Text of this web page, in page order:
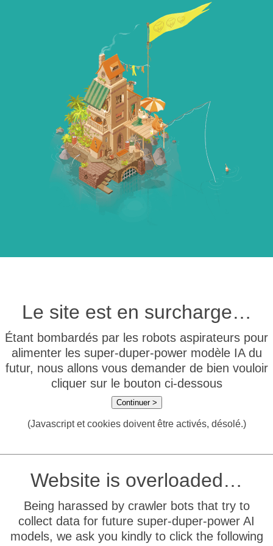
Le site est en surcharge…
Étant bombardés par les robots aspirateurs pour
alimenter les super-duper-power modèle IA du
futur, nous allons vous demander de bien vouloir
cliquer sur le bouton ci-dessous
Continuer >
(Javascript et cookies doivent être activés, désolé.)
Website is overloaded…
Being harassed by crawler bots that try to
collect data for future super-duper-power AI
models, we ask you kindly to click the following